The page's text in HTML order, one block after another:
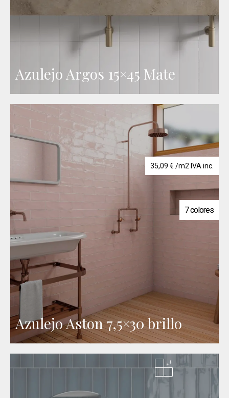
Azulejo Argos 15×45 Mate
35,09 € /m2 IVA inc.
7 colores
Azulejo Aston 7,5×30 brillo